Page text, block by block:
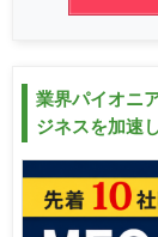
業界パイオニ
ジネスを加速